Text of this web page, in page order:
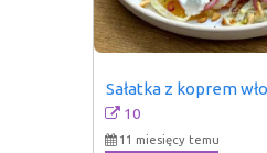
Sałatka z koprem
10
11 miesięcy temu